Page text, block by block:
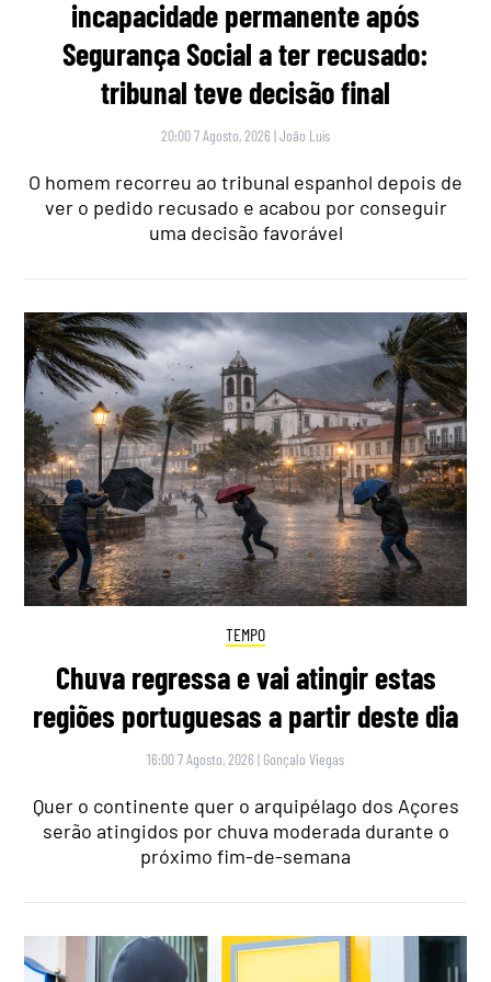
incapacidade permanente após
Segurança Social a ter recusado:
tribunal teve decisão final
20:00 7 Agosto, 2026 |João Luís
O homem recorreu ao tribunal espanhol depois de
ver o pedido recusado e acabou por conseguir
uma decisão favorável
TEMPO
Chuva regressa e vai atingir estas
regiões portuguesas a partir deste dia
16:00 7 Agosto, 2026 | Gonçalo Viegas
Quer o continente quer o arquipélago dos Açores
serão atingidos por chuva moderada durante o
próximo fim-de-semana